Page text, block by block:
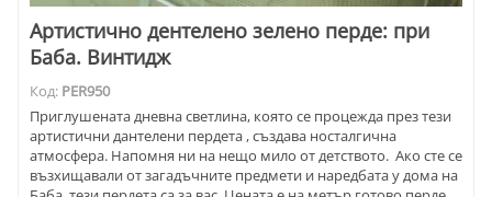
Артистично дентелено зелено перде: при
Баба. Винтидж
Код: PER950
Приглушената дневна светлина, която се процежда през тези
артистични дантелени пердета , създава носталгична
атмосфера. Напомня ни на нещо мило от детството. Ако сте се
възхищавали от загадъчните предмети и наредбата у дома на